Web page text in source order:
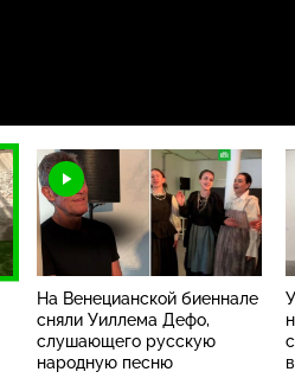
На Венецианской биеннале
сняли Уиллема Дефо,
слушающего русскую
народную песню